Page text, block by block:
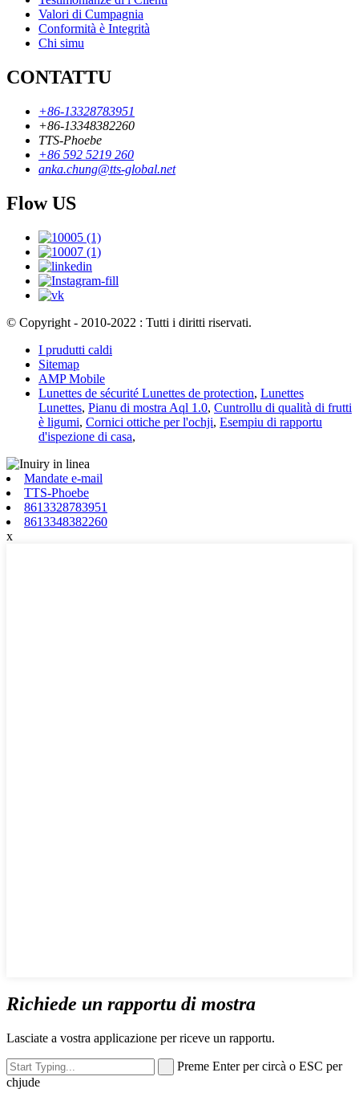
Valori di Cumpagnia
Conformità è Integrità
Chi simu
CONTATTU
+86-13328783951
+86-13348382260
TTS-Phoebe
+86 592 5219 260
anka.chung@tts-global.net
Flow US
© Copyright - 2010-2022 : Tutti i diritti riservati.
I prudutti caldi
Sitemap
AMP Mobile
Lunettes de sécurité Lunettes de protection, Lunettes
Lunettes, Pianu di mostra Aql 1.0, Cuntrollu di qualità di frutti
è ligumi, Cornici ottiche per l'ochji, Esempiu di rapportu
d'ispezione di casa,
Mandate e-mail
TTS-Phoebe
8613328783951
8613348382260
x
Richiede un rapportu di mostra
Lasciate a vostra applicazione per riceve un rapportu.
Preme Enter per circà o ESC per
chjude